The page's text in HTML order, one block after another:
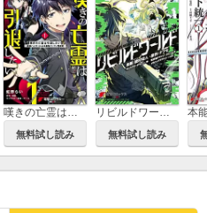
無料試し読み 無料試し読み